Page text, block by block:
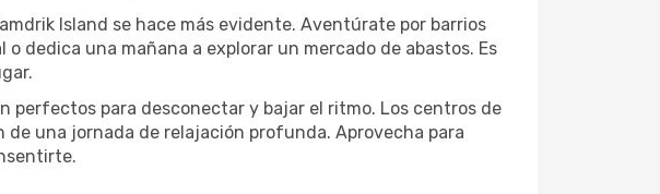
Island se hace más evidente. Aventúrate por barrios
dedica una mañana a explorar un mercado de abastos. Es
perfectos para desconectar y bajar el ritmo. Los centros de
una jornada de relajación profunda. Aprovecha para